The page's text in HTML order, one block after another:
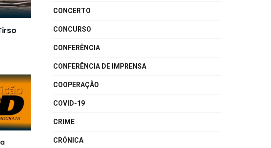
CONCERTO
CONCURSO
CONFERÊNCIA
CONFERÊNCIA DE IMPRENSA
COOPERAÇÃO
COVID-19
CRIME
CRÓNICA